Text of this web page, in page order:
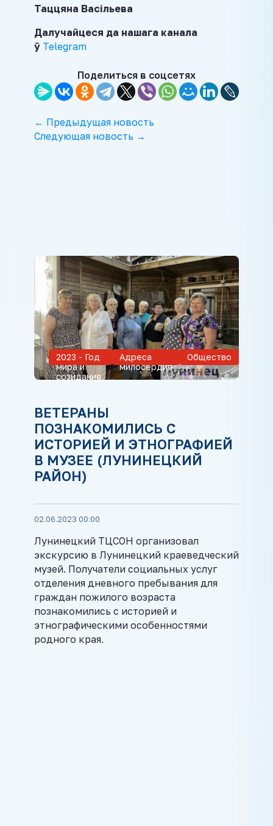
Таццяна Васільева
Далучайцеся да нашага канала
ў Telegram
Поделиться в соцсетях
← Предыдущая новость
Следующая новость →
2023 - Год
мира и
созидания
Адреса
милосердия
Общество
ВЕТЕРАНЫ
ПОЗНАКОМИЛИСЬ С
ИСТОРИЕЙ И ЭТНОГРАФИЕЙ
В МУЗЕЕ (ЛУНИНЕЦКИЙ
РАЙОН)
02.06.2023 00:00
Лунинецкий ТЦСОН организовал
экскурсию в Лунинецкий краеведческий
музей. Получатели социальных услуг
отделения дневного пребывания для
граждан пожилого возраста
познакомились с историей и
этнографическими особенностями
родного края.